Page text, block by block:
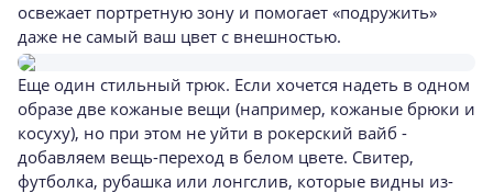
освежает портретную зону и помогает «подружить»
даже не самый ваш цвет с внешностью.
Еще один стильный трюк. Если хочется надеть в одном
образе две кожаные вещи (например, кожаные брюки и
косуху), но при этом не уйти в рокерский вайб -
добавляем вещь-переход в белом цвете. Свитер,
футболка, рубашка или лонгслив, которые видны из-